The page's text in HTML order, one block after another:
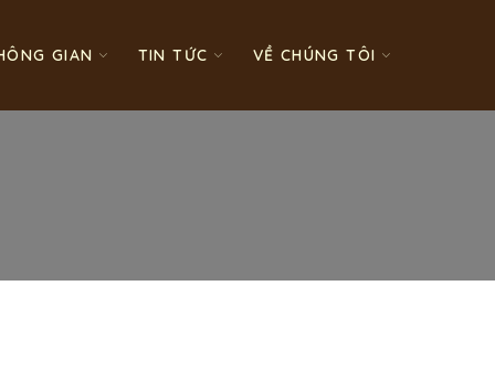
GIAN TIN TỨC VỀ CHÚNG TÔI